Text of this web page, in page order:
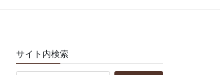
サイト内検索